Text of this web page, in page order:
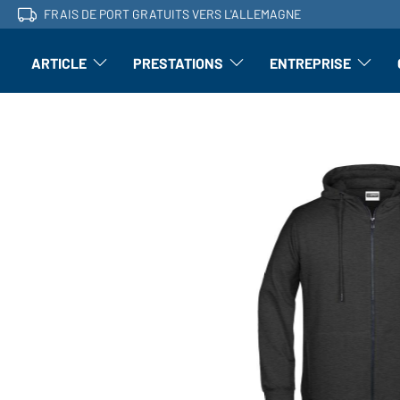
FRAIS DE PORT GRATUITS VERS L'ALLEMAGNE
ARTICLE l'article : Ouvrir le sous-menu
PRESTATIONS Perfectionnement : ouvrir le sous-
ENTREPRISE